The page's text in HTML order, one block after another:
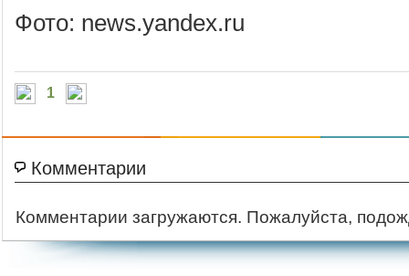
Фото: news.yandex.ru
1
Комментарии
Комментарии загружаются. Пожалуйста,